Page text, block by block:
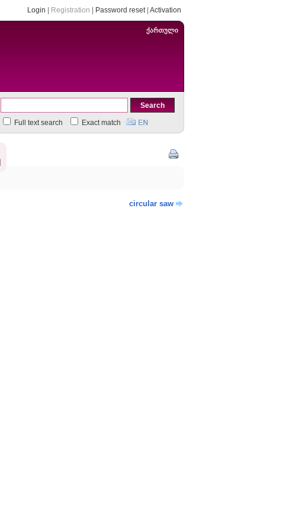
Login Registration Password reset| Activation
ქართული
Full text search Exact match
circular saw